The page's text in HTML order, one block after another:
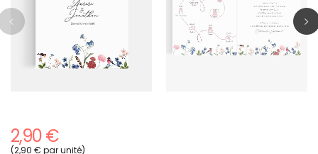
2,90 €
(2,90 € par unité)